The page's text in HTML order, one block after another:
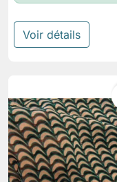
Voir détails